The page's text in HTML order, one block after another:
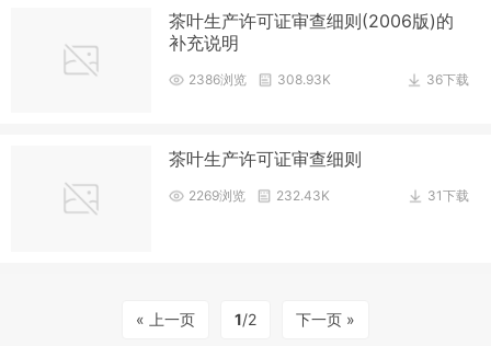
茶叶生产许可证审查细则(2006版)的
补充说明
36下载
2386浏览 308.93K
茶叶生产许可证审查细则
31下载
2269浏览 232.43K
« 上一页 1/2 下一页 »